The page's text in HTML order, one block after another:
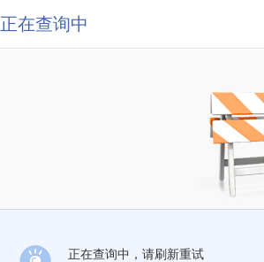
正在查询中
正在查询中，请刷新重试